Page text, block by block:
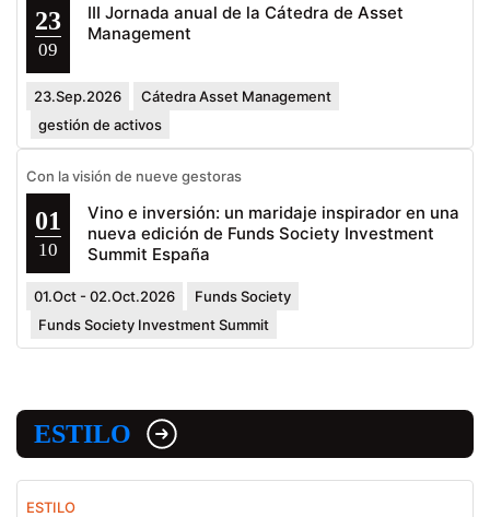
23
09
III Jornada anual de la Cátedra de Asset
Management
23.Sep.2026
Cátedra Asset Management
gestión de activos
Con la visión de nueve gestoras
01
10
Vino e inversión: un maridaje inspirador en una
nueva edición de Funds Society Investment
Summit España
01.Oct - 02.Oct.2026
Funds Society
Funds Society Investment Summit
ESTILO
ESTILO